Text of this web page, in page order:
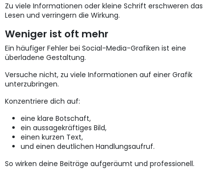
Zu viele Informationen oder kleine Schrift erschweren das
Lesen und verringern die Wirkung.
Weniger ist oft mehr
Ein häufiger Fehler bei Social-Media-Grafiken ist eine
überladene Gestaltung.
Versuche nicht, zu viele Informationen auf einer Grafik
unterzubringen.
Konzentriere dich auf:
eine klare Botschaft,
ein aussagekräftiges Bild,
einen kurzen Text,
und einen deutlichen Handlungsaufruf.
So wirken deine Beiträge aufgeräumt und professionell.